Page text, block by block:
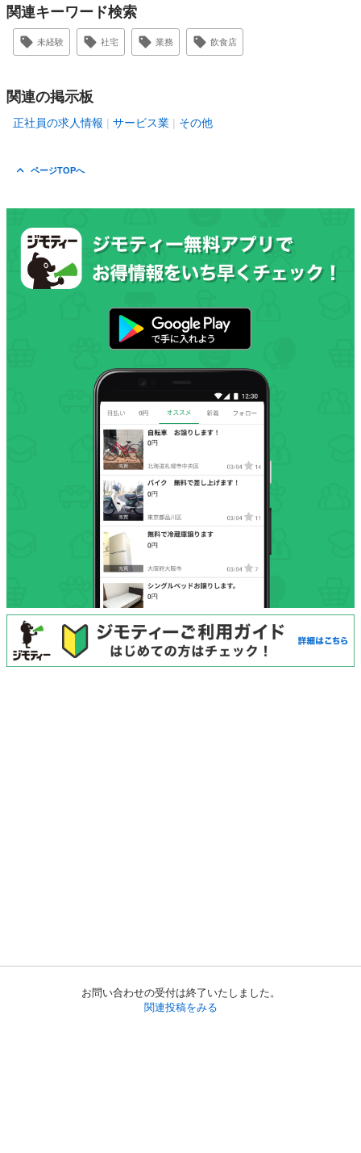
お問い合わせの受付は終了いたしました。
関連投稿をみる
関連キーワード検索
未経験 社宅 業務 飲食店
関連の掲示板
正社員の求人情報 サービス業 その他
ページTOPへ